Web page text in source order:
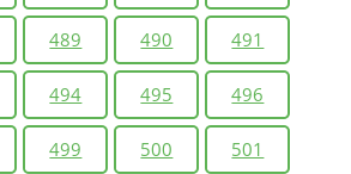
489 490 491
494 495 496
499 500 501